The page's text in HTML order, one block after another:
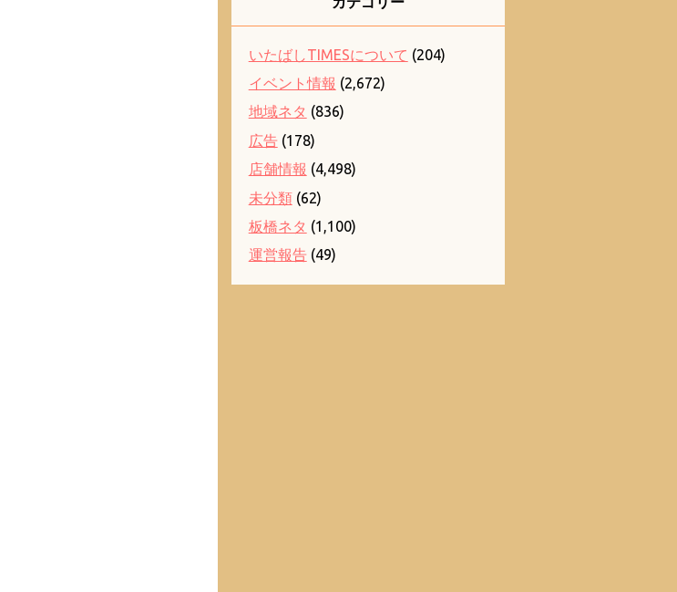
いたばしTIMESについて (204)
イベント情報 (2,672)
地域ネタ (836)
広告(178)
店舗情報 (4,498)
未分類(62)
板橋ネタ (1,100)
運営報告(49)